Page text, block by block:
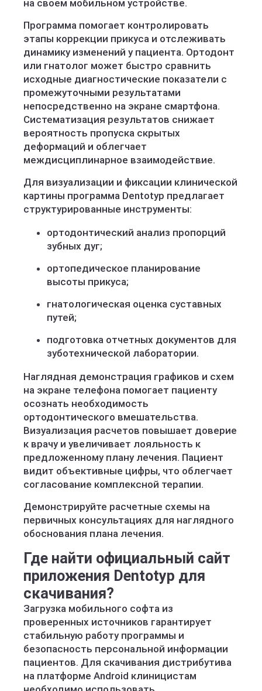
на своем мобильном устройстве.
Программа помогает контролировать
этапы коррекции прикуса и отслеживать
динамику изменений у пациента. Ортодонт
или гнатолог может быстро сравнить
исходные диагностические показатели с
промежуточными результатами
непосредственно на экране смартфона.
Систематизация результатов снижает
вероятность пропуска скрытых
деформаций и облегчает
междисциплинарное взаимодействие.
Для визуализации и фиксации клинической
картины программа Dentotyp предлагает
структурированные инструменты:
ортодонтический анализ пропорций
зубных дуг;
ортопедическое планирование
высоты прикуса;
гнатологическая оценка суставных
путей;
подготовка отчетных документов для
зуботехнической лаборатории.
Наглядная демонстрация графиков и схем
на экране телефона помогает пациенту
осознать необходимость
ортодонтического вмешательства.
Визуализация расчетов повышает доверие
к врачу и увеличивает лояльность к
предложенному плану лечения. Пациент
видит объективные цифры, что облегчает
согласование комплексной терапии.
Демонстрируйте расчетные схемы на
первичных консультациях для наглядного
обоснования плана лечения.
Где найти официальный сайт
приложения Dentotyp для
скачивания?
Загрузка мобильного софта из
проверенных источников гарантирует
стабильную работу программы и
безопасность персональной информации
пациентов. Для скачивания дистрибутива
на платформе Android клиницистам